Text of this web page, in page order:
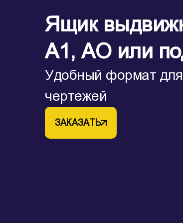
Ящик
А1, АО или
Удобный формат
чертежей
ЗАКАЗАТЬ